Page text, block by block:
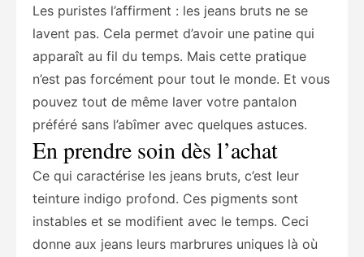
Les puristes l’affirment : les jeans bruts ne se
lavent pas. Cela permet d’avoir une patine qui
apparaît au fil du temps. Mais cette pratique
n’est pas forcément pour tout le monde. Et vous
pouvez tout de même laver votre pantalon
préféré sans l’abîmer avec quelques astuces.
En prendre soin dès l’achat
Ce qui caractérise les jeans bruts, c’est leur
teinture indigo profond. Ces pigments sont
instables et se modifient avec le temps. Ceci
donne aux jeans leurs marbrures uniques là où